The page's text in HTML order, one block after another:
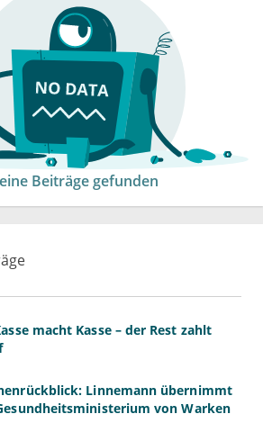
Beiträge gefunden
macht Kasse – der Rest zahlt
Linnemann übernimmt
von Warken